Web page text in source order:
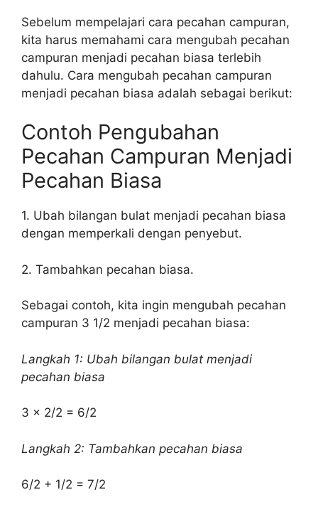
Sebelum mempelajari cara pecahan campuran,
kita harus memahami cara mengubah pecahan
campuran menjadi pecahan biasa terlebih
dahulu. Cara mengubah pecahan campuran
menjadi pecahan biasa adalah sebagai berikut:
Contoh Pengubahan
Pecahan Campuran Menjadi
Pecahan Biasa
1. Ubah bilangan bulat menjadi pecahan biasa
dengan memperkali dengan penyebut.
2. Tambahkan pecahan biasa.
Sebagai contoh, kita ingin mengubah pecahan
campuran 3 1/2 menjadi pecahan biasa:
Langkah 1: Ubah bilangan bulat menjadi
pecahan biasa
3 x 2/2 = 6/2
Langkah 2: Tambahkan pecahan biasa
6/2 + 1/2 = 7/2